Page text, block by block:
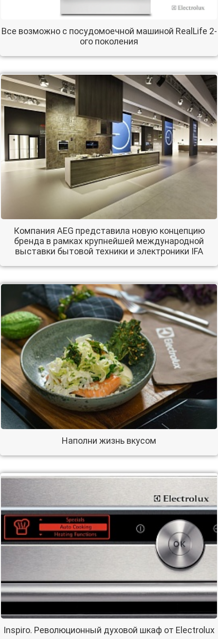
Все возможно с посудомоечной машиной RealLife 2-
ого поколения
Компания AEG представила новую концепцию
бренда в рамках крупнейшей международной
выставки бытовой техники и электроники IFA
Наполни жизнь вкусом
Inspiro. Революционный духовой шкаф от Electrolux